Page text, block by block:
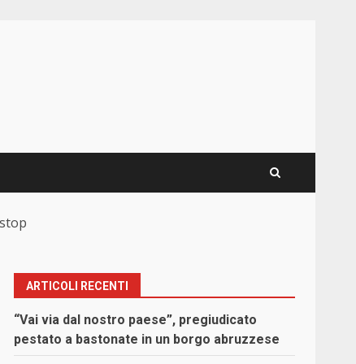
ARTICOLI RECENTI
“Vai via dal nostro paese”, pregiudicato
pestato a bastonate in un borgo abruzzese